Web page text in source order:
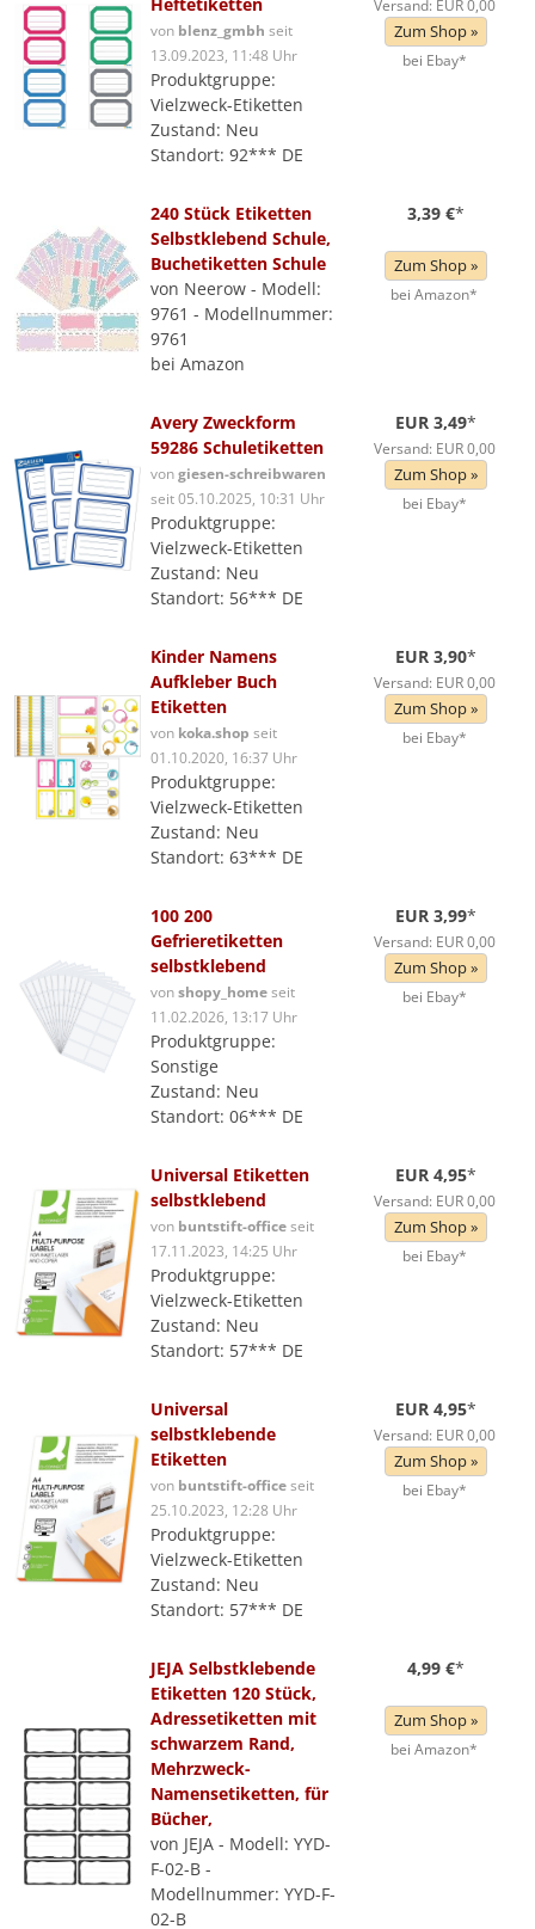
von blenz_gmbh seit
13.09.2023, 11:48 Uhr
Produktgruppe:
Vielzweck-Etiketten
Zustand: Neu
Standort: 92*** DE
Versand: EUR 0,00
Zum Shop »
bei Ebay*
240 Stück Etiketten
Selbstklebend Schule,
Buchetiketten Schule
von Neerow - Modell:
9761 - Modellnummer:
9761
bei Amazon
3,39 €*
Zum Shop »
bei Amazon*
Avery Zweckform
59286 Schuletiketten
vongiesen-schreibwaren
seit 05.10.2025, 10:31 Uhr
Produktgruppe:
Vielzweck-Etiketten
Zustand: Neu
Standort: 56*** DE
EUR 3,49*
Versand: EUR 0,00
Zum Shop »
bei Ebay*
Kinder Namens
Aufkleber Buch
Etiketten
von koka.shop seit
01.10.2020, 16:37 Uhr
Produktgruppe:
Vielzweck-Etiketten
Zustand: Neu
Standort: 63*** DE
EUR 3,90*
Versand: EUR 0,00
Zum Shop »
bei Ebay*
100 200
Gefrieretiketten
selbstklebend
vonshopy_homeseit
11.02.2026, 13:17 Uhr
Produktgruppe:
Sonstige
Zustand: Neu
Standort: 06*** DE
EUR 3,99*
Versand: EUR 0,00
Zum Shop »
bei Ebay*
Universal Etiketten
selbstklebend
von buntstift-officeseit
17.11.2023, 14:25 Uhr
Produktgruppe:
Vielzweck-Etiketten
Zustand: Neu
Standort: 57*** DE
EUR 4,95*
Versand: EUR 0,00
Zum Shop »
bei Ebay*
Universal
selbstklebende
Etiketten
von buntstift-officeseit
25.10.2023, 12:28 Uhr
Produktgruppe:
Vielzweck-Etiketten
Zustand: Neu
Standort: 57*** DE
EUR 4,95*
Versand: EUR 0,00
Zum Shop »
bei Ebay*
JEJA Selbstklebende
Etiketten 120 Stück,
Adressetiketten mit
schwarzem Rand,
Mehrzweck-
Namensetiketten, für
Bücher,
von JEJA - Modell: YYD-
F-02-B -
Modellnummer: YYD-F-
02-B
4,99 €*
Zum Shop »
bei Amazon*